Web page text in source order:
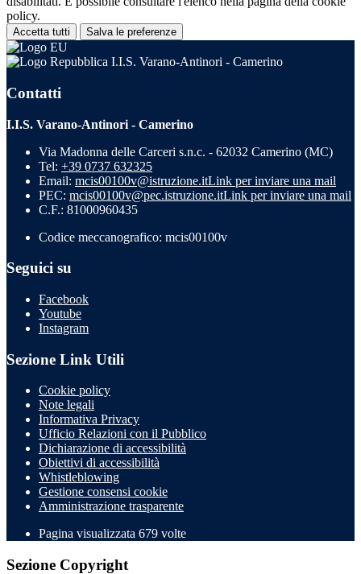
policy.
Accetta tutti Salva le preferenze
I.I.S. Varano-Antinori - Camerino
Contatti
I.I.S. Varano-Antinori - Camerino
Via Madonna delle Carceri s.n.c. - 62032 Camerino (MC)
Tel: +39 0737 632325
Email: mcis00100v@istruzione.itLink per inviare una mail
PEC: mcis00100v@pec.istruzione.itLink per inviare una mail
C.F.: 81000960435
Codice meccanografico: mcis00100v
Seguici su
Facebook
Youtube
Instagram
Sezione Link Utili
Cookie policy
Note legali
Informativa Privacy
Ufficio Relazioni con il Pubblico
Dichiarazione di accessibilità
Obiettivi di accessibilità
Whistleblowing
Gestione consensi cookie
Amministrazione trasparente
Pagina visualizzata 679 volte
Sezione Copyright